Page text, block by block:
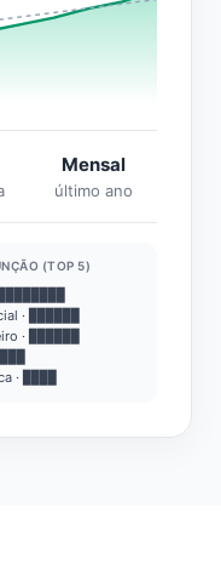
Mensal
último ano
(TOP 5)
· ██████
· ██████
· ████